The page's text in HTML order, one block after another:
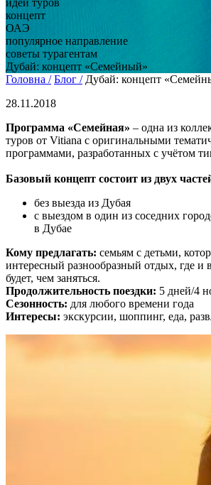
идеи туров
концепт
ОАЭ
популярное направление
советы турагентам
Дубай: концепт «Семейный»
Головна / Блог / Дубай: концепт
28.11.2018
Программа «Семейная» – одна из
туров от Vitiana с оригинальными
программами, разработанных с учётом
Базовый концепт состоит из двух
без выезда из Дубая
с выездом в один из соседних
в Дубае
Кому предлагать: семьям с детьми,
интересный разнообразный отдых, где и
будет, чем заняться.
Продолжительность поездки: 5 дней/4
Сезонность: для любого времени года
Интересы: экскурсии, шоппинг, еда,